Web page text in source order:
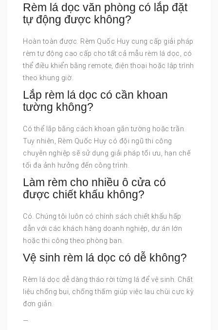
Rèm lá dọc văn phòng có lắp đặt
tự động được không?
Hoàn toàn được. Rèm Quốc Huy cung cấp giải pháp
rèm tự động cao cấp cho tất cả mẫu rèm lá dọc, có
thể điều khiển bằng remote, điện thoại hoặc lập trình
theo khung giờ.
Lắp rèm lá dọc có cần khoan
tường không?
Có thể lắp bằng cách khoan gắn tường hoặc trần.
Tuy nhiên, Rèm Quốc Huy có đội ngũ thi công
chuyên nghiệp sẽ sử dụng giải pháp tối ưu, hạn chế
tối đa ảnh hưởng đến công trình.
Làm rèm cho nhiều ô cửa có
được chiết khấu không?
Có. Chúng tôi luôn có chính sách chiết khấu hấp
dẫn với các khách hàng doanh nghiệp, dự án lớn
hoặc thi công theo phòng ban.
Vệ sinh rèm lá dọc có dễ không?
Rèm lá dọc dễ dàng tháo rời từng lá để vệ sinh. Chất
liệu chống bụi, chống thấm giúp việc lau chùi cực kỳ
đơn giản.
—